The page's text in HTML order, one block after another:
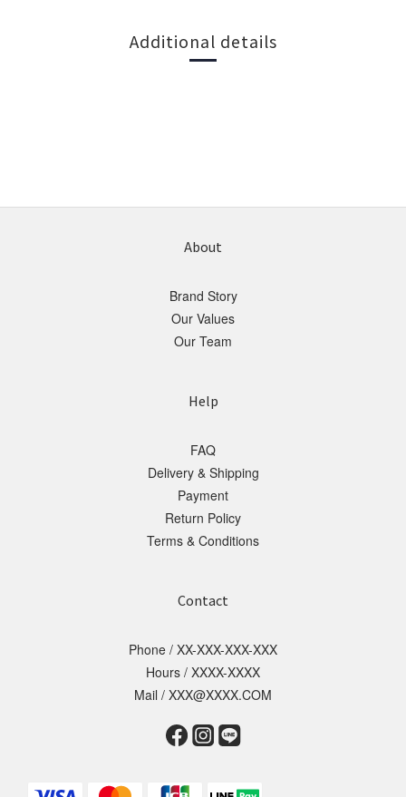
Additional details
About
Brand Story
Our Values
Our Team
Help
FAQ
Delivery & Shipping
Payment
Return Policy
Terms & Conditions
Contact
Phone / XX-XXX-XXX-XXX
Hours / XXXX-XXXX
Mail / XXX@XXXX.COM